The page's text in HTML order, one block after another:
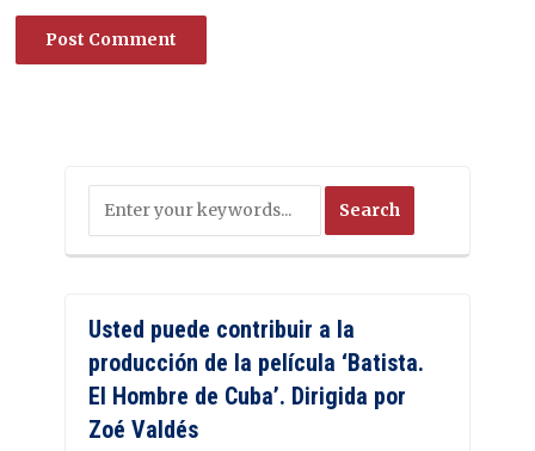
Usted puede contribuir a la
producción de la película ‘Batista.
El Hombre de Cuba’. Dirigida por
Zoé Valdés